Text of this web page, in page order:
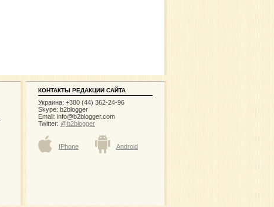
КОНТАКТЫ РЕДАКЦИИ САЙТА
Украина: +380 (44) 362-24-96
Skype: b2blogger
Email: info@b2blogger.com
Twitter: @b2blogger
IPhone Android